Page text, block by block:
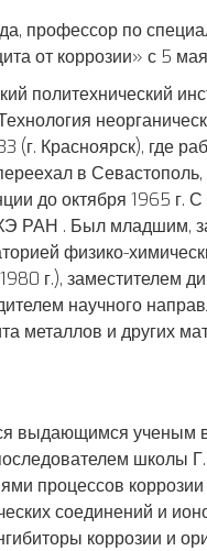
профессор по
от коррозии» с 5 мая
политехнический
(г. Красноярск), где
в
до октября 1965 г. С
РАН . Был младшим,
физико-
г.), заместителем
научного
металлов и других
выдающимся ученым
школы
процессов
соединений и
коррозии и